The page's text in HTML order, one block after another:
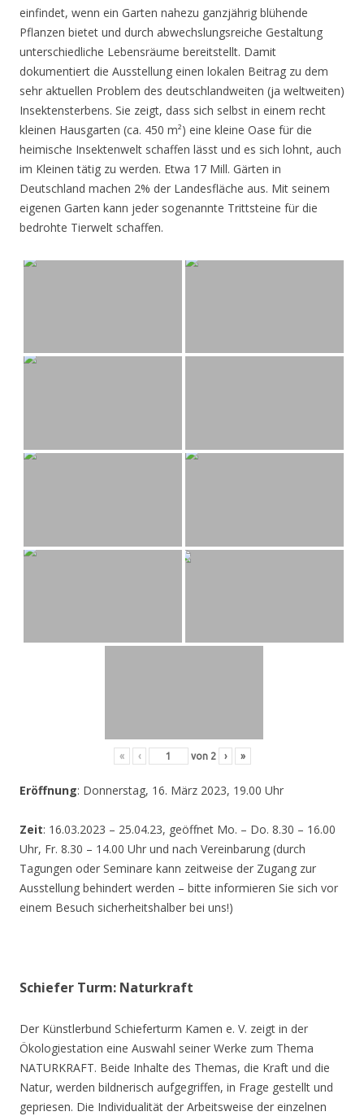
einfindet, wenn ein Garten nahezu ganzjährig blühende
Pflanzen bietet und durch abwechslungsreiche Gestaltung
unterschiedliche Lebensräume bereitstellt. Damit
dokumentiert die Ausstellung einen lokalen Beitrag zu dem
sehr aktuellen Problem des deutschlandweiten (ja weltweiten)
Insektensterbens. Sie zeigt, dass sich selbst in einem recht
kleinen Hausgarten (ca. 450 m²) eine kleine Oase für die
heimische Insektenwelt schaffen lässt und es sich lohnt, auch
im Kleinen tätig zu werden. Etwa 17 Mill. Gärten in
Deutschland machen 2% der Landesfläche aus. Mit seinem
eigenen Garten kann jeder sogenannte Trittsteine für die
bedrohte Tierwelt schaffen.
« ‹ von 2 › »
Eröffnung: Donnerstag, 16. März 2023, 19.00 Uhr
Zeit: 16.03.2023 – 25.04.23, geöffnet Mo. – Do. 8.30 – 16.00
Uhr, Fr. 8.30 – 14.00 Uhr und nach Vereinbarung (durch
Tagungen oder Seminare kann zeitweise der Zugang zur
Ausstellung behindert werden – bitte informieren Sie sich vor
einem Besuch sicherheitshalber bei uns!)
Schiefer Turm: Naturkraft
Der Künstlerbund Schieferturm Kamen e. V. zeigt in der
Ökologiestation eine Auswahl seiner Werke zum Thema
NATURKRAFT. Beide Inhalte des Themas, die Kraft und die
Natur, werden bildnerisch aufgegriffen, in Frage gestellt und
gepriesen. Die Individualität der Arbeitsweise der einzelnen